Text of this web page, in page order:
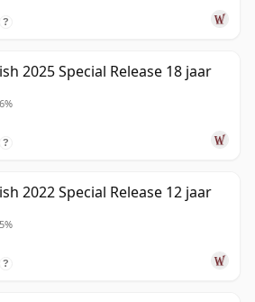
?
2025 Special Release 18 jaar
?
2022 Special Release 12 jaar
?